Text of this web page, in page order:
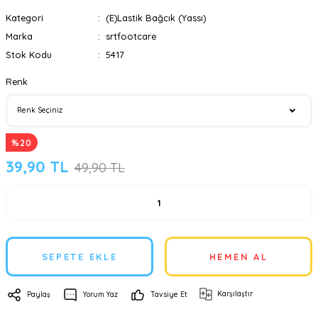
Kategori
(E)Lastik Bağcık (Yassı)
Marka
srtfootcare
Stok Kodu
5417
Renk
%20
39,90 TL 49,90 TL
SEPETE EKLE HEMEN AL
Paylaş Yorum Yaz Tavsiye Et Karşılaştır